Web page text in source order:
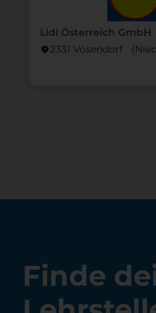
Lidl Österreich GmbH
location_on2331 Vösendorf
Finde